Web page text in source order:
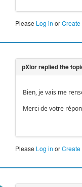
Please Log in or
Bien, je vais me
Merci de votre
Please Log in or